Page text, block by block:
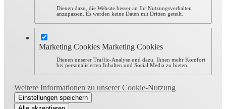
Dienen dazu, die Website besser an Ihr Nutzungsverhalten
anzupassen. Es werden keine Daten mit Dritten geteilt.
Marketing Cookies Marketing Cookies
Dienen unserer Traffic-Analyse und dazu, Ihnen mehr Komfort
bei personalisierten Inhalten und Social Media zu bieten.
Weitere Informationen zu unserer Cookie-Nutzung